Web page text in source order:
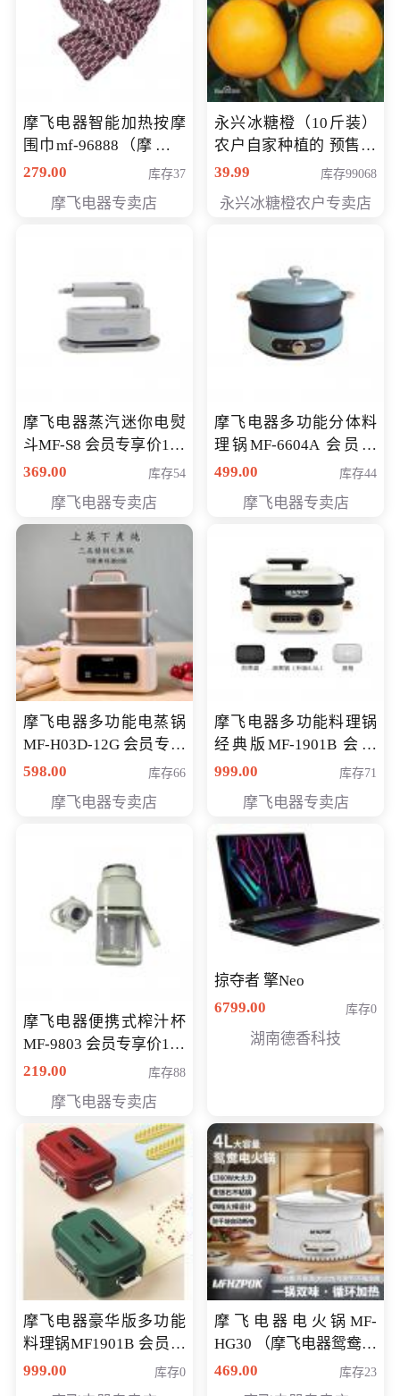
摩飞电器智能加热按摩
围巾mf-96888（摩飞电
器智能加热按摩围脖mf-
279.00 库存37
摩飞电器专卖店
永兴冰糖橙（10斤装）
农户自家种植的 预售10
万斤 会员包邮专享价
39.99 库存99068
永兴冰糖橙农户专卖店
摩飞电器蒸汽迷你电熨
斗MF-S8 会员专享价168
元
369.00 库存54
摩飞电器专卖店
摩飞电器多功能分体料
理锅MF-6604A 会员专
享价288元
499.00 库存44
摩飞电器专卖店
摩飞电器多功能电蒸锅
MF-H03D-12G 会员专享
价398元
598.00 库存66
摩飞电器专卖店
摩飞电器多功能料理锅
经典版MF-1901B 会员
专享价399元
999.00 库存71
摩飞电器专卖店
摩飞电器便携式榨汁杯
MF-9803 会员专享价138
元
219.00 库存88
摩飞电器专卖店
掠夺者 擎Neo
6799.00
库存0
湖南德香科技
摩飞电器豪华版多功能
料理锅MF1901B 会员专
享价668元
999.00 库存0
摩飞电器电火锅MF-
HG30 （摩飞电器鸳鸯锅
MF-HG30 ） 会员专享价
469.00 库存23